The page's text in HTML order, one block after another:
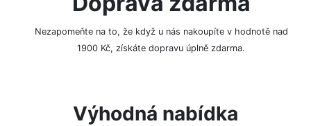
Nezapomeňte na to, že když u nás nakoupíte v hodnotě nad
1900 Kč, získáte dopravu úplně zdarma.
Výhodná nabídka